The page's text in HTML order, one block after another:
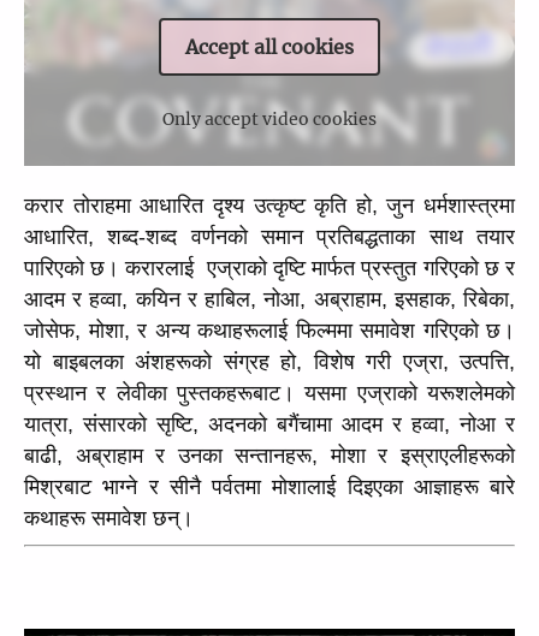
Accept all cookies
Only accept video cookies
करार तोराहमा आधारित दृश्य उत्कृष्ट कृति हो, जुन धर्मशास्त्रमा
आधारित, शब्द-शब्द वर्णनको समान प्रतिबद्धताका साथ तयार
पारिएको छ। करारलाई  एज्राको दृष्टि मार्फत प्रस्तुत गरिएको छ र
आदम र हव्वा, कयिन र हाबिल, नोआ, अब्राहाम, इसहाक, रिबेका,
जोसेफ, मोशा, र अन्य कथाहरूलाई फिल्ममा समावेश गरिएको छ।
यो बाइबलका अंशहरूको संग्रह हो, विशेष गरी एज्रा, उत्पत्ति,
प्रस्थान र लेवीका पुस्तकहरूबाट। यसमा एज्राको यरूशलेमको
यात्रा, संसारको सृष्टि, अदनको बगैंचामा आदम र हव्वा, नोआ र
बाढी, अब्राहाम र उनका सन्तानहरू, मोशा र इस्राएलीहरूको
मिश्रबाट भाग्ने र सीनै पर्वतमा मोशालाई दिइएका आज्ञाहरू बारे
कथाहरू समावेश छन्।